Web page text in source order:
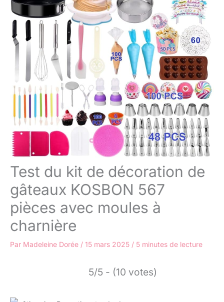
Test du kit de décoration de
gâteaux KOSBON 567
pièces avec moules à
charnière
Par Madeleine Dorée / 15 mars 2025 / 5 minutes de lecture
5/5 - (10 votes)